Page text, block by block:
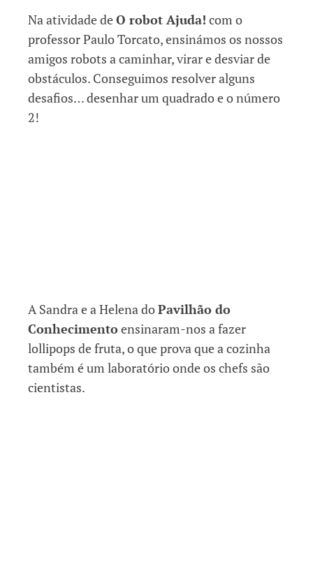
Na atividade deO robot Ajuda! com o
professor Paulo Torcato, ensinámos os nossos
amigos robots a caminhar, virar e desviar de
obstáculos. Conseguimos resolver alguns
desafios… desenhar um quadrado e o número
2!
A Sandra e a Helena doPavilhão do
Conhecimento ensinaram-nos a fazer
lollipops de fruta, o que prova que a cozinha
também é um laboratório onde os chefs são
cientistas.